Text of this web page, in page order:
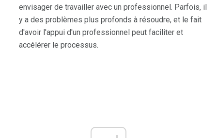
envisager de travailler avec un professionnel. Parfois, il
y a des problèmes plus profonds à résoudre, et le fait
d'avoir l'appui d'un professionnel peut faciliter et
accélérer le processus.